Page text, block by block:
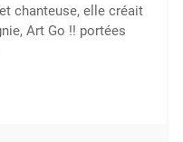
chanteuse, elle créait
Art Go !! portées